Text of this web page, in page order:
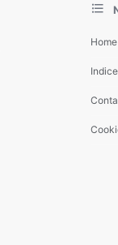
Home